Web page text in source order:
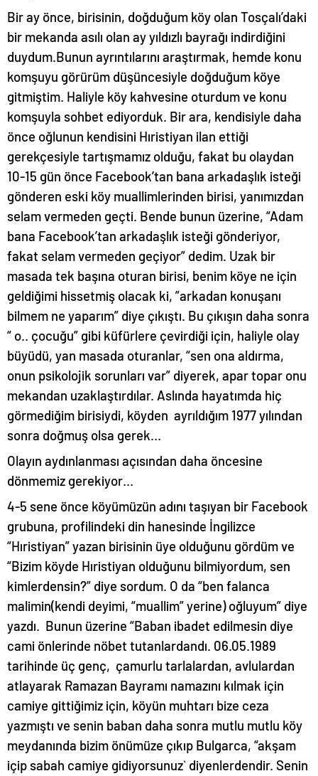
Bir ay önce, birisinin, doğduğum köy olan Tosçalı’daki
bir mekanda asılı olan ay yıldızlı bayrağı indirdiğini
duydum.Bunun ayrıntılarını araştırmak, hemde konu
komşuyu görürüm düşüncesiyle doğduğum köye
gitmiştim. Haliyle köy kahvesine oturdum ve konu
komşuyla sohbet ediyorduk. Bir ara, kendisiyle daha
önce oğlunun kendisini Hıristiyan ilan ettiği
gerekçesiyle tartışmamız olduğu, fakat bu olaydan
10-15 gün önce Facebook’tan bana arkadaşlık isteği
gönderen eski köy muallimlerinden birisi, yanımızdan
selam vermeden geçti. Bende bunun üzerine, “Adam
bana Facebook’tan arkadaşlık isteği gönderiyor,
fakat selam vermeden geçiyor” dedim. Uzak bir
masada tek başına oturan birisi, benim köye ne için
geldiğimi hissetmiş olacak ki, ”arkadan konuşanı
bilmem ne yaparım” diye çıkıştı. Bu çıkışın daha sonra
“ o.. çocuğu” gibi küfürlere çevirdiği için, haliyle olay
büyüdü, yan masada oturanlar, “sen ona aldırma,
onun psikolojik sorunları var” diyerek, apar topar onu
mekandan uzaklaştırdılar. Aslında hayatımda hiç
görmediğim birisiydi, köyden ayrıldığım 1977 yılından
sonra doğmuş olsa gerek…
Olayın aydınlanması açısından daha öncesine
dönmemiz gerekiyor…
4-5 sene önce köyümüzün adını taşıyan bir Facebook
grubuna, profilindeki din hanesinde İngilizce
“Hıristiyan” yazan birisinin üye olduğunu gördüm ve
“Bizim köyde Hıristiyan olduğunu bilmiyordum, sen
kimlerdensin?” diye sordum. O da “ben falanca
malimin(kendi deyimi, “muallim” yerine) oğluyum” diye
yazdı. Bunun üzerine “Baban ibadet edilmesin diye
cami önlerinde nöbet tutanlardandı. 06.05.1989
tarihinde üç genç, çamurlu tarlalardan, avlulardan
atlayarak Ramazan Bayramı namazını kılmak için
camiye gittiğimiz için, köyün muhtarı bize ceza
yazmıştı ve senin baban daha sonra mutlu mutlu köy
meydanında bizim önümüze çıkıp Bulgarca, “akşam
içip sabah camiye gidiyorsunuz` diyenlerdendir. Senin